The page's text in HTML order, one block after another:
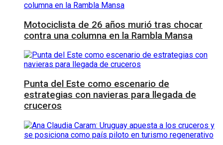
Motociclista de 26 años murió tras chocar
contra una columna en la Rambla Mansa
Punta del Este como escenario de
estrategias con navieras para llegada de
cruceros